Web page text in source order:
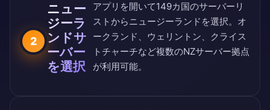
2
ニュー
ジーラ
ンドサ
ーバー
を選択
アプリを開いて149カ国のサーバーリ
ストからニュージーランドを選択。オ
ークランド、ウェリントン、クライス
トチャーチなど複数のNZサーバー拠点
が利用可能。